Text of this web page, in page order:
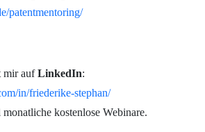
patentmentoring/
mir aufLinkedIn:
in/friederike-stephan/
kostenlose Webinare.